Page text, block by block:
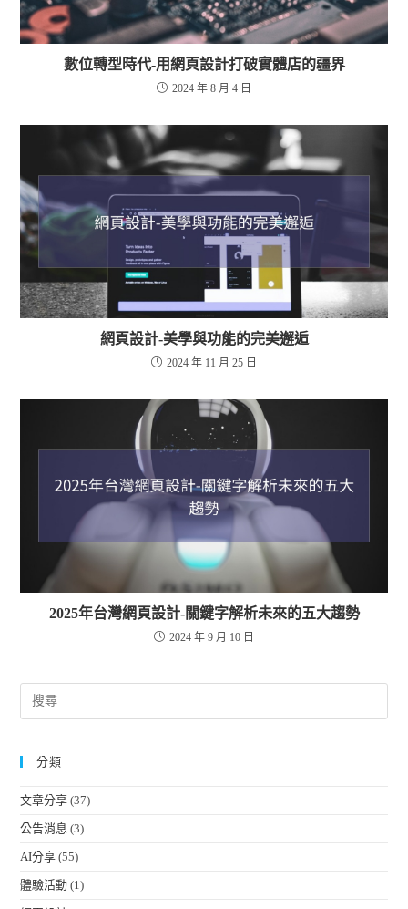
數位轉型時代-用網頁設計打破實體店的疆界
2024 年 8 月 4 日
網頁設計-美學與功能的完美邂逅
2024 年 11 月 25 日
2025年台灣網頁設計-關鍵字解析未來的五大趨勢
2024 年 9 月 10 日
分類
文章分享 (37)
公告消息 (3)
AI分享 (55)
體驗活動 (1)